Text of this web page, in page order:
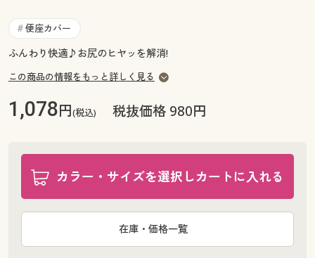
お気に入り
サポート
ご利用ガイド
よくある質問とお問い合わせ
サポート
ご利用ガイド
よくある質問とお問い合わせ
# 便座カバー
ふんわり快適♪お尻のヒヤッを解消!
この商品の情報をもっと詳しく見る
1,078円(税込) 税抜価格 980円
カラー・サイズを選択しカートに入れる
在庫・価格一覧